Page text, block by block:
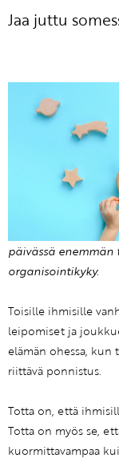
Jaa juttu
päivässä
organisointikyky.
Toisille ihmisille
leipomiset ja
elämän ohessa,
riittävä ponnistus.
Totta on, että
Totta on myös se,
kuormittavampaa